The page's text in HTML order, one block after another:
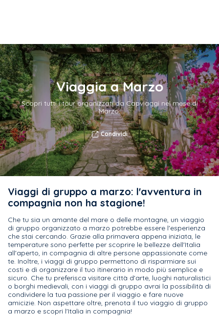
Viaggia a Marzo
Scopri tutti i tour organizzati da Capviaggi nel mese di
Marzo.
Condividi
Viaggi di gruppo a marzo: l'avventura in
compagnia non ha stagione!
Che tu sia un amante del mare o delle montagne, un viaggio
di gruppo organizzato a marzo potrebbe essere l'esperienza
che stai cercando. Grazie alla primavera appena iniziata, le
temperature sono perfette per scoprire le bellezze dell'Italia
all'aperto, in compagnia di altre persone appassionate come
te. Inoltre, i viaggi di gruppo permettono di risparmiare sui
costi e di organizzare il tuo itinerario in modo più semplice e
sicuro. Che tu preferisca visitare città d'arte, luoghi naturalistici
o borghi medievali, con i viaggi di gruppo avrai la possibilità di
condividere la tua passione per il viaggio e fare nuove
amicizie. Non aspettare oltre, prenota il tuo viaggio di gruppo
a marzo e scopri l'Italia in compagnia!